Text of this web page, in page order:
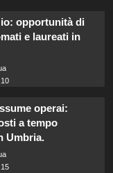
opportunità di
e laureati in
operai:
a tempo
Umbria.